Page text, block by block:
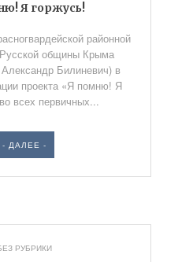
Я горжусь!
районной
Русской общины Крыма
Билиневич) в
проекта «Я помню! Я
всех первичных...
- ДАЛЕЕ -
РУБРИКИ